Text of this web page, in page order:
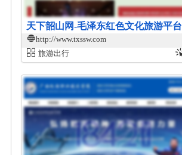
天下韶山网-毛泽东红色文化旅游平台
http://www.txssw.com
旅游出行